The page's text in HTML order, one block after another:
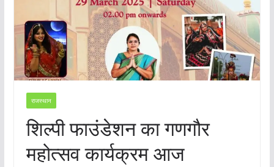
राजस्थान
शिल्पी फाउंडेशन का गणगौर
महोत्सव कार्यक्रम आज